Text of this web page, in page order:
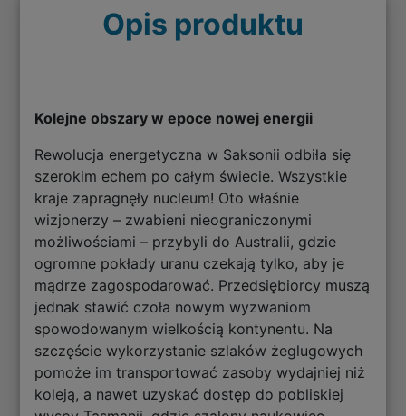
Opis produktu
Kolejne obszary w epoce nowej energii
Rewolucja energetyczna w Saksonii odbiła się
szerokim echem po całym świecie. Wszystkie
kraje zapragnęły nucleum! Oto właśnie
wizjonerzy – zwabieni nieograniczonymi
możliwościami – przybyli do Australii, gdzie
ogromne pokłady uranu czekają tylko, aby je
mądrze zagospodarować. Przedsiębiorcy muszą
jednak stawić czoła nowym wyzwaniom
spowodowanym wielkością kontynentu. Na
szczęście wykorzystanie szlaków żeglugowych
pomoże im transportować zasoby wydajniej niż
koleją, a nawet uzyskać dostęp do pobliskiej